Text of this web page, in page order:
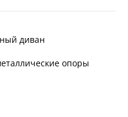
диван
опоры